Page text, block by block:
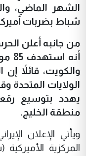
الشهر الماضي،
شباط بضربات
من جانبه أعلن الحرس
والكويت، قائلاً
الولايات المتحدة
يهدد بتوسيع
منطقة الخليج.
ويأتي الإعلان
المركزية